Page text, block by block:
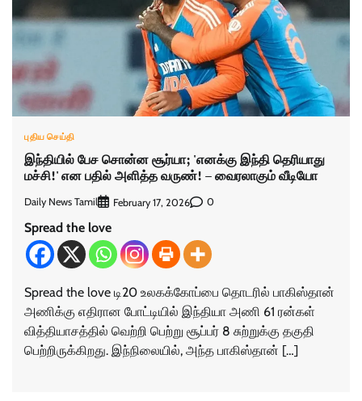
புதிய செய்தி
இந்தியில் பேச சொன்ன சூர்யா; 'எனக்கு இந்தி தெரியாது
மச்சி!' என பதில் அளித்த வருண்! – வைரலாகும் வீடியோ
Daily News Tamil February 17, 2026 0
Spread the love
Spread the love டி20 உலகக்கோப்பை தொடரில் பாகிஸ்தான்
அணிக்கு எதிரான போட்டியில் இந்தியா அணி 61 ரன்கள்
வித்தியாசத்தில் வெற்றி பெற்று சூப்பர் 8 சுற்றுக்கு தகுதி
பெற்றிருக்கிறது. இந்நிலையில், அந்த பாகிஸ்தான் […]